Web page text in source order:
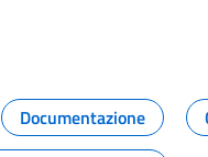
dal
Documentazione